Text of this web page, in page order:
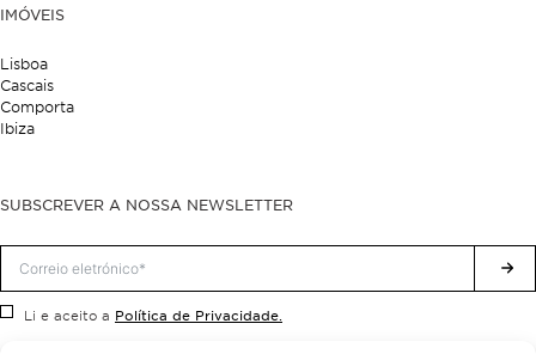
IMÓVEIS
Lisboa
Cascais
Comporta
Ibiza
SUBSCREVER A NOSSA NEWSLETTER
Li e aceito a Política de Privacidade.